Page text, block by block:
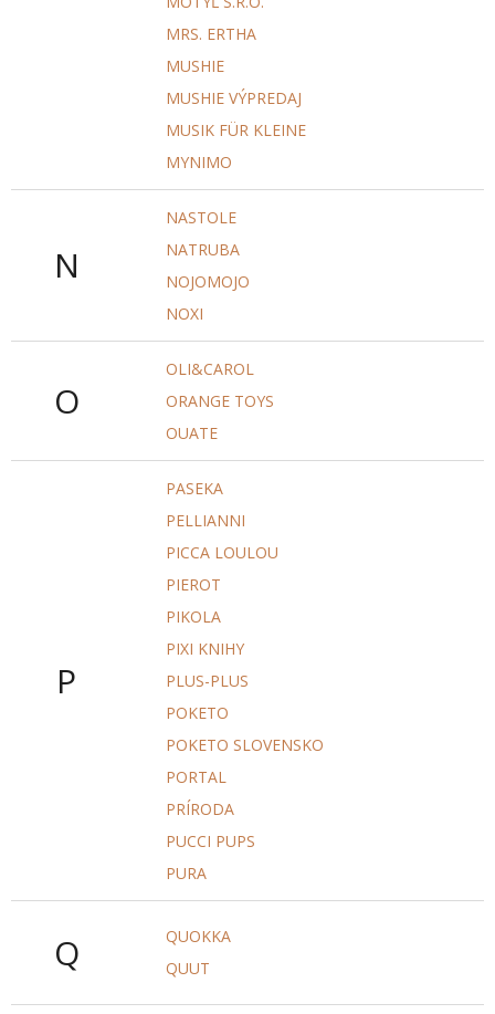
MRS. ERTHA
MUSHIE
MUSHIE VÝPREDAJ
MUSIK FÜR KLEINE
MYNIMO
N
NASTOLE
NATRUBA
NOJOMOJO
NOXI
O
OLI&CAROL
ORANGE TOYS
OUATE
P
PASEKA
PELLIANNI
PICCA LOULOU
PIEROT
PIKOLA
PIXI KNIHY
PLUS-PLUS
POKETO
POKETO SLOVENSKO
PORTAL
PRÍRODA
PUCCI PUPS
PURA
Q
QUOKKA
QUUT